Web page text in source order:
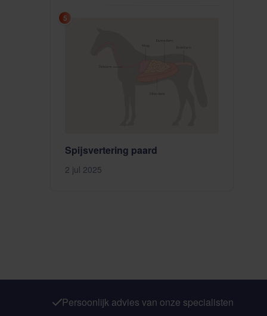
5
Spijsvertering paard
2 jul 2025
Persoonlijk advies van onze specialisten